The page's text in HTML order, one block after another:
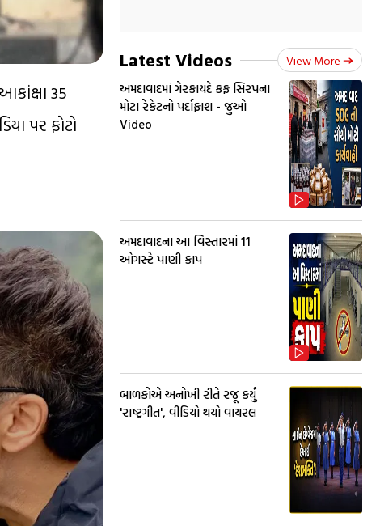
35
પર ફોટો
Latest Videos View More
અમદાવાદમાં ગેરકાયદે કફ સિરપના
મોટા રેકેટનો પર્દાફાશ - જુઓ
Video
અમદાવાદના આ વિસ્તારમાં 11
ઓગસ્ટે પાણી કાપ
બાળકોએ અનોખી રીતે રજૂ કર્યું
'રાષ્ટ્રગીત', વીડિયો થયો વાયરલ